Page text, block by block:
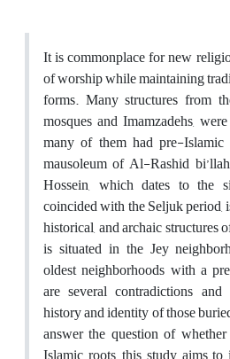
It is commonplace for new
of worship while maintaining
forms. Many structures from
mosques and Imamzadehs,
many of them had pre-
mausoleum of Al-Rashid
Hossein, which dates to the
coincided with the Seljuk period,
historical, and archaic structures
is situated in the Jey
oldest neighborhoods with a
are several contradictions
history and identity of those
answer the question of